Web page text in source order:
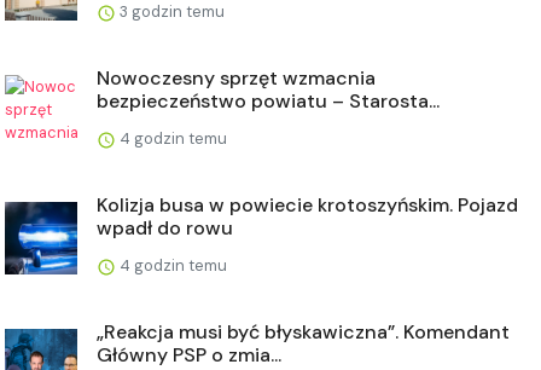
3 godzin temu
Nowoczesny sprzęt wzmacnia
bezpieczeństwo powiatu – Starosta...
4 godzin temu
Kolizja busa w powiecie krotoszyńskim. Pojazd
wpadł do rowu
4 godzin temu
„Reakcja musi być błyskawiczna”. Komendant
Główny PSP o zmia...